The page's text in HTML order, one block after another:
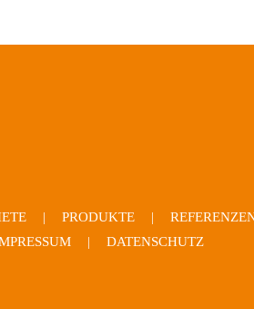
PRODUKTE
DATENSCHUTZ